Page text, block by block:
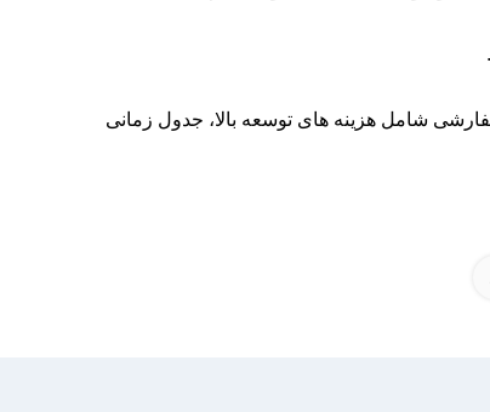
شامل هزینه های توسعه بالا، جدول زمانی